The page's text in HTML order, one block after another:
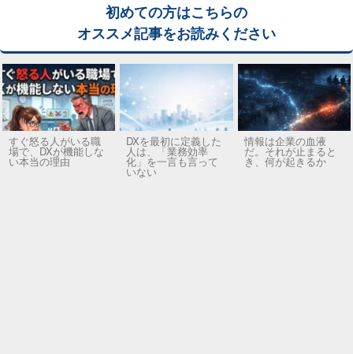
初めての方はこちらの
オススメ記事をお読みください
すぐ怒る人がいる職
場で、DXが機能しな
い本当の理由
DXを最初に定義した
人は、「業務効率
化」を一言も言って
いない
情報は企業の血液
だ。それが止まると
き、何が起きるか